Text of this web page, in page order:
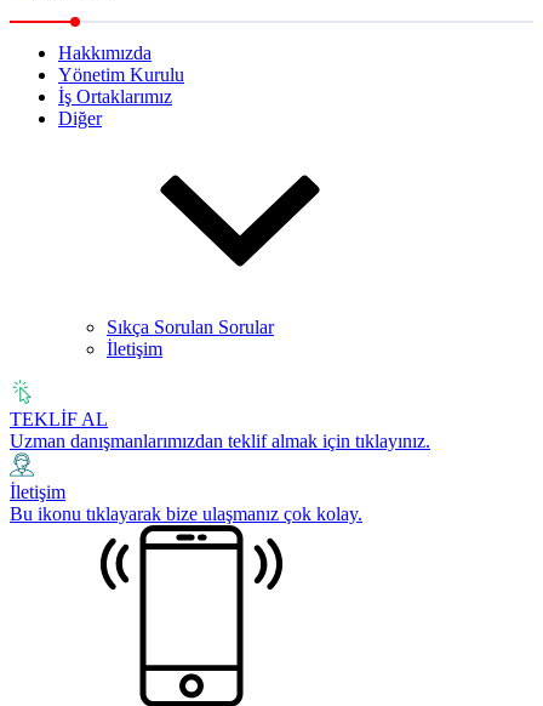
Hakkımızda
Yönetim Kurulu
İş Ortaklarımız
Diğer
Sıkça Sorulan Sorular
İletişim
TEKLİF AL
Uzman danışmanlarımızdan teklif almak için tıklayınız.
İletişim
Bu ikonu tıklayarak bize ulaşmanız çok kolay.